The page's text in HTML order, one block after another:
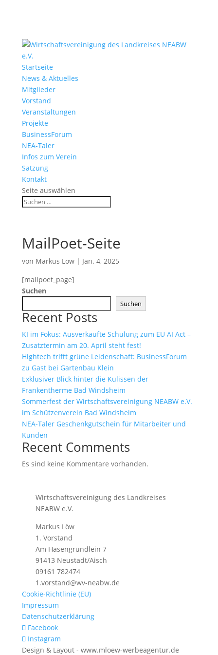
Startseite
News & Aktuelles
Mitglieder
Vorstand
Veranstaltungen
Projekte
BusinessForum
NEA-Taler
Infos zum Verein
Satzung
Kontakt
Seite auswählen
MailPoet-Seite
von Markus Löw| Jan. 4, 2025
[mailpoet_page]
Suchen
Suchen
Recent Posts
KI im Fokus: Ausverkaufte Schulung zum EU AI Act –
Zusatztermin am 20. April steht fest!
Hightech trifft grüne Leidenschaft: BusinessForum
zu Gast bei Gartenbau Klein
Exklusiver Blick hinter die Kulissen der
Frankentherme Bad Windsheim
Sommerfest der Wirtschaftsvereinigung NEABW e.V.
im Schützenverein Bad Windsheim
NEA-Taler Geschenkgutschein für Mitarbeiter und
Kunden
Recent Comments
Es sind keine Kommentare vorhanden.
Wirtschafts­vereinigung des Land­kreises
NEABW e.V.
Markus Löw
1. Vorstand
Am Hasengründlein 7
91413 Neustadt/Aisch
09161 782474
1.vorstand@wv-neabw.de
Cookie-Richtlinie (EU)
Impressum
Datenschutzerklärung
Facebook
Instagram
Design & Layout - www.mloew-werbeagentur.de